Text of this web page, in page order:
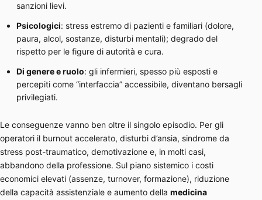
sanzioni lievi.
Psicologici: stress estremo di pazienti e familiari (dolore,
paura, alcol, sostanze, disturbi mentali); degrado del
rispetto per le figure di autorità e cura.
Di genere e ruolo: gli infermieri, spesso più esposti e
percepiti come “interfaccia” accessibile, diventano bersagli
privilegiati.
Le conseguenze vanno ben oltre il singolo episodio. Per gli
operatori il burnout accelerato, disturbi d’ansia, sindrome da
stress post-traumatico, demotivazione e, in molti casi,
abbandono della professione. Sul piano sistemico i costi
economici elevati (assenze, turnover, formazione), riduzione
della capacità assistenziale e aumento della medicina